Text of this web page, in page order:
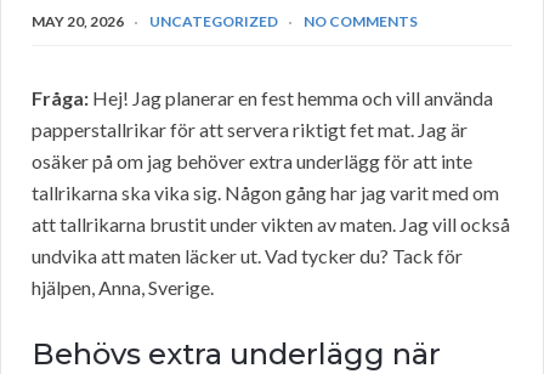
MAY 20, 2026 UNCATEGORIZED NO COMMENTS
Fråga: Hej! Jag planerar en fest hemma och vill använda
papperstallrikar för att servera riktigt fet mat. Jag är
osäker på om jag behöver extra underlägg för att inte
tallrikarna ska vika sig. Någon gång har jag varit med om
att tallrikarna brustit under vikten av maten. Jag vill också
undvika att maten läcker ut. Vad tycker du? Tack för
hjälpen, Anna, Sverige.
Behövs extra underlägg när